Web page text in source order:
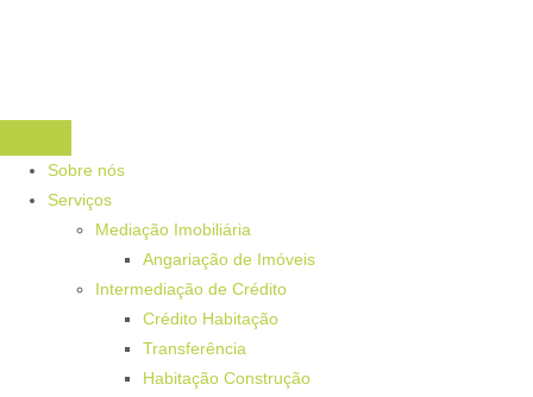
Sobre nós
Serviços
Mediação Imobiliária
Angariação de Imóveis
Intermediação de Crédito
Crédito Habitação
Transferência
Habitação Construção